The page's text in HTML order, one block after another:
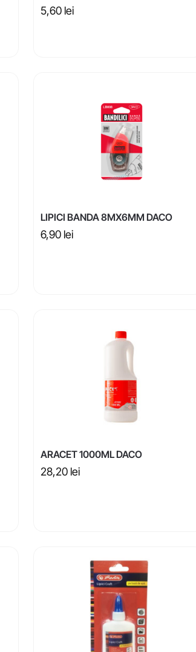
5,60 lei
LIPICI BANDA 8MX6MM DACO
6,90 lei
ARACET 1000ML DACO
28,20 lei